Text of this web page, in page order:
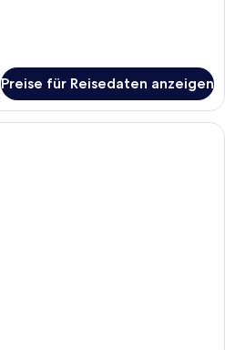
Preise für Reisedaten anzeigen